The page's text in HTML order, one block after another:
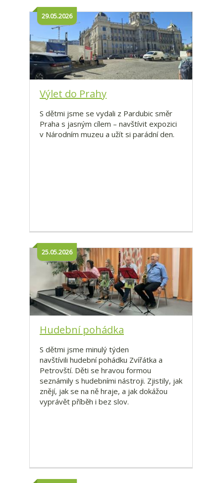
Výlet do Prahy
29.05.2026
S dětmi jsme se vydali z Pardubic směr
Praha s jasným cílem – navštívit expozici
v Národním muzeu a užít si parádní den.
Hudební pohádka
25.05.2026
S dětmi jsme minulý týden
navštívili hudební pohádku Zvířátka a
Petrovští. Děti se hravou formou
seznámily s hudebními nástroji. Zjistily, jak
znějí, jak se na ně hraje, a jak dokážou
vyprávět příběh i bez slov.